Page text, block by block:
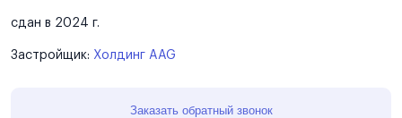
сдан в 2024 г.
Застройщик: Холдинг AAG
Заказать обратный звонок